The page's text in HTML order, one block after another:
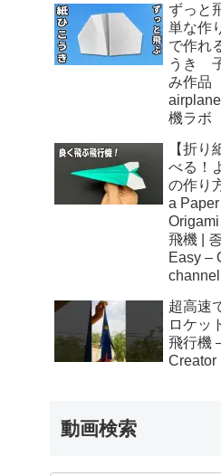
ずっと
単な作
で作れ
うき
み作品
機ラボ
【折り
べる！
の作り
a Paper
飛機 |
Easy –
channel
超高速
ロケッ
飛行機
Creator
動画検索